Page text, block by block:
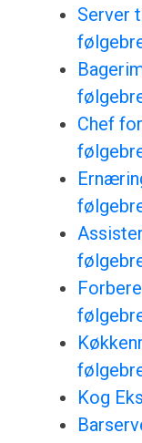
Server
Chef
Kog